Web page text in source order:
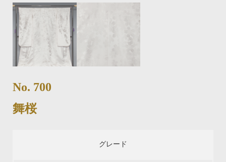
No. 700
舞桜
グレード